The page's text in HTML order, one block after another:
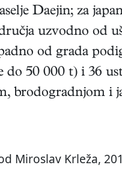
Daejin; za
uzvodno od
od grada
50 000 t) i 36
brodogradnjom i
Miroslav Krleža,